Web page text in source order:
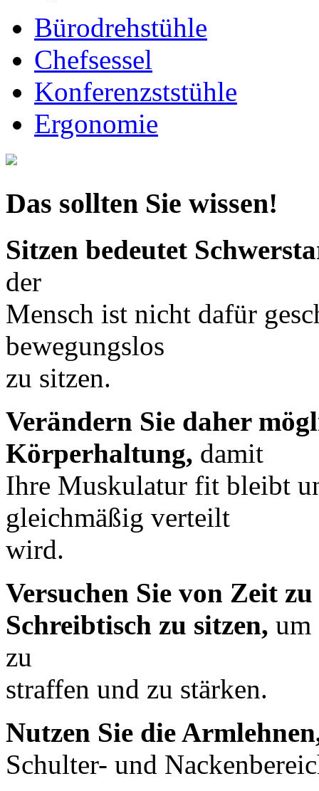
Bürodrehstühle
Chefsessel
Konferenzststühle
Ergonomie
Das sollten Sie wissen!
Sitzen bedeutet
der
Mensch ist nicht dafür
bewegungslos
zu sitzen.
Verändern Sie daher
Körperhaltung, damit
Ihre Muskulatur fit bleibt
gleichmäßig verteilt
wird.
Versuchen Sie von Zeit
Schreibtisch zu sitzen, um
zu
straffen und zu stärken.
Nutzen Sie die
Schulter- und